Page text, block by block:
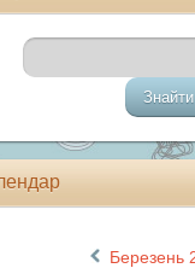
« Березень